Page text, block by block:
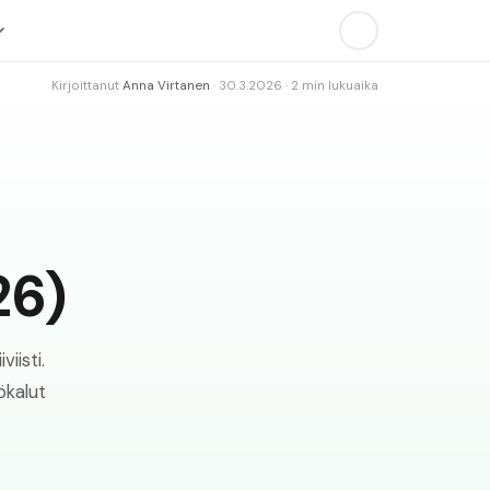
Kirjoittanut Anna Virtanen · 30.3.2026 · 2 min lukuaika